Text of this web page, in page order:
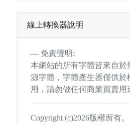
線上轉換器說明
免責聲明:
本網站的所有字體皆來自於
源字體，字體產生器僅供於
用，請勿做任何商業買賣用
Copyright (c)2026版權所有